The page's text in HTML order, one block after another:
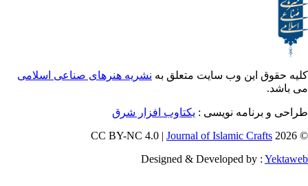
این وب سایت متعلق بهنشریه هنرهای صناعی اسلامی
نویسی : یکتاوب افزار شرق
Journal of Islamic
Designed & Developed by :